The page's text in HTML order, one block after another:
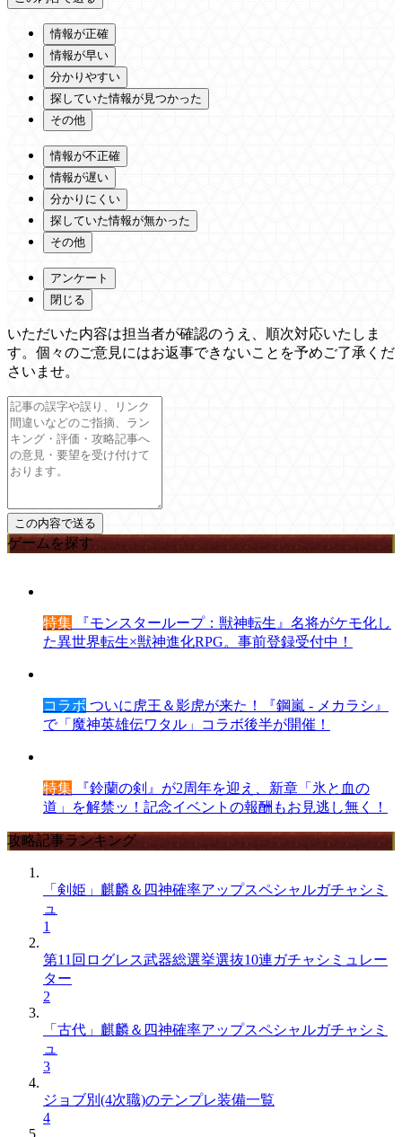
情報が正確
情報が早い
分かりやすい
探していた情報が見つかった
その他
情報が不正確
情報が遅い
分かりにくい
探していた情報が無かった
その他
アンケート
閉じる
いただいた内容は担当者が確認のうえ、順次対応いたしま
す。個々のご意見にはお返事できないことを予めご了承くだ
さいませ。
ゲームを探す
特集 『モンスターループ：獣神転生』名将がケモ化し
た異世界転生×獣神進化RPG。事前登録受付中！
コラボ ついに虎王＆影虎が来た！『鋼嵐 - メカラシ』
で「魔神英雄伝ワタル」コラボ後半が開催！
特集 『鈴蘭の剣』が2周年を迎え、新章「氷と血の
道」を解禁ッ！記念イベントの報酬もお見逃し無く！
攻略記事ランキング
「剣姫」麒麟＆四神確率アップスペシャルガチャシミ
ュ
1
第11回ログレス武器総選挙選抜10連ガチャシミュレー
ター
2
「古代」麒麟＆四神確率アップスペシャルガチャシミ
ュ
3
ジョブ別(4次職)のテンプレ装備一覧
4